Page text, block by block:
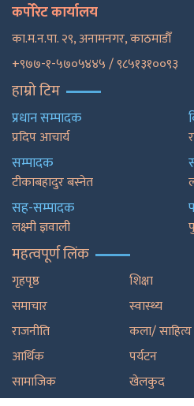
कर्पोरेट कार्यालय
का.म.न.पा. २९, अनामनगर, काठमाडाैँ
+९७७-१-५७०५४४५ / ९८५१३१००९३
हाम्रो टिम
प्रधान सम्पादक
प्रदिप आचार्य
सम्पादक
टीकाबहादुर बस्नेत
सह-सम्पादक
लक्ष्मी ज्ञवाली
महत्वपूर्ण लिंक
गृहपृष्ठ
समाचार
राजनीति
आर्थिक
सामाजिक
शिक्षा
स्वास्थ्य
कला/ साहित्य
पर्यटन
खेलकुद